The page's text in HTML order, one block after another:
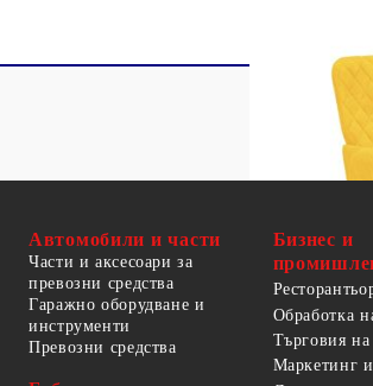
Автомобили и части
Части и аксесоари за
превозни средства
Гаражно оборудване и
инструменти
Превозни средства
Бизнес и
Обработка
Търговия
Маркетинг